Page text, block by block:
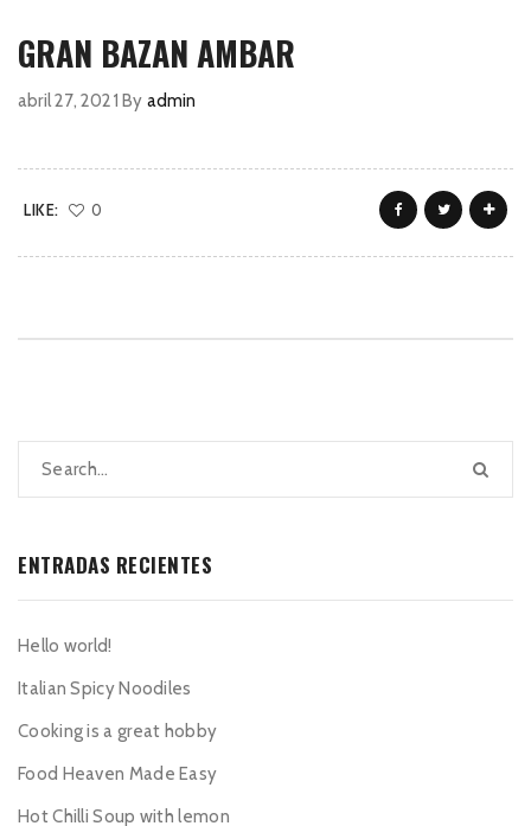
GRAN BAZAN AMBAR
abril 27, 2021 By admin
LIKE: 0
ENTRADAS RECIENTES
Hello world!
Italian Spicy Noodiles
Cooking is a great hobby
Food Heaven Made Easy
Hot Chilli Soup with lemon